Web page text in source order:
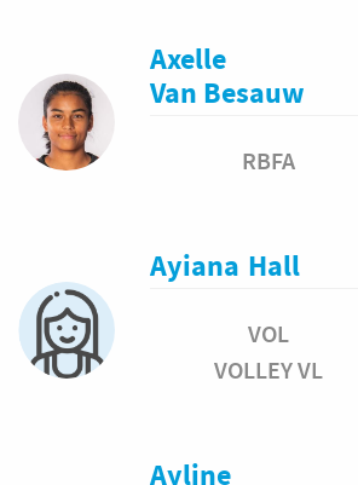
Axelle
Van Besauw
RBFA
Ayiana Hall
VOL
VOLLEY VL
Ayline